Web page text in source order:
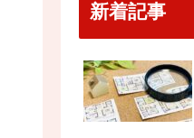
新着記事